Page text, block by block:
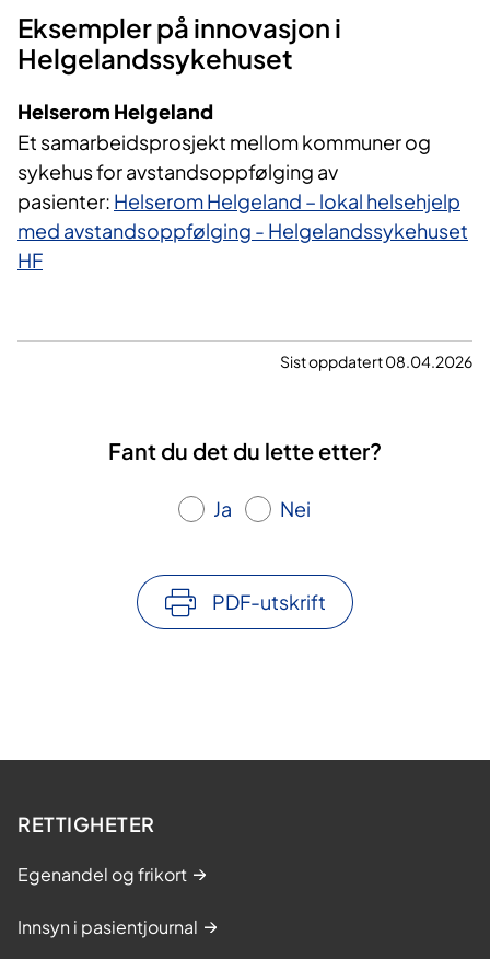
Eksempler på innovasjon i
Helgelandssykehuset
Helserom Helgeland
Et samarbeidsprosjekt mellom kommuner og
sykehus for avstandsoppfølging av
pasienter: Helserom Helgeland – lokal helsehjelp
med avstandsoppfølging - Helgelandssykehuset
HF
Sist oppdatert 08.04.2026
Fant du det du lette etter?
Ja Nei
PDF-utskrift
RETTIGHETER
Egenandel og frikort
Innsyn i pasientjournal